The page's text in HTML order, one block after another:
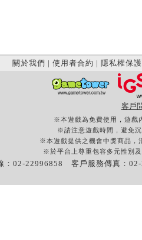
關於我們 | 使用者合約 | 隱私權保護
客戶
※本遊戲為免費使用，遊戲
※請注意遊戲時間，避免
※本遊戲提供之機會中獎商品，
※於平台上尊重包容多元性別
：02-22996858 客戶服務傳真：